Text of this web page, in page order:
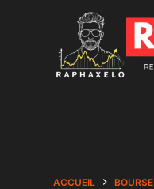
ACCUEIL
BOURSE